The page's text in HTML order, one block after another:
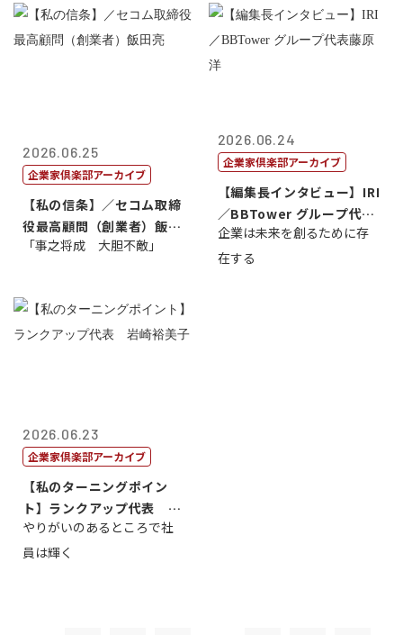
2026.06.25
企業家倶楽部アーカイブ
【私の信条】／セコム取締
役最高顧問（創業者）飯田
亮
「事之将成 大胆不敵」
2026.06.24
企業家倶楽部アーカイブ
【編集長インタビュー】IRI
／BBTower グループ代表
藤...
企業は未来を創るために存
在する
2026.06.23
企業家倶楽部アーカイブ
【私のターニングポイン
ト】ランクアップ代表 岩
崎裕美子
やりがいのあるところで社
員は輝く